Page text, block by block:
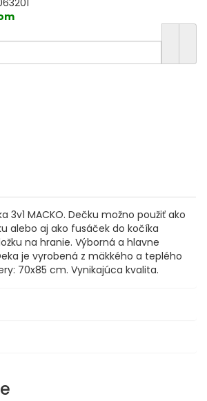
3v1 MACKO. Dečku možno použiť ako
alebo aj ako fusáček do kočíka
na hranie. Výborná a hlavne
je vyrobená z mäkkého a teplého
70x85 cm. Vynikajúca kvalita.